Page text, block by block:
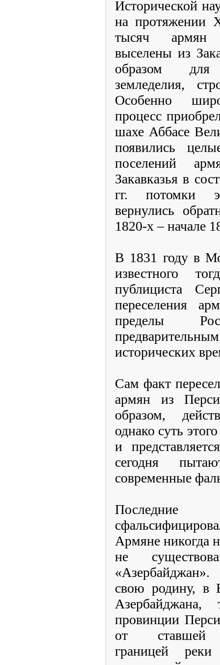
Исторической
на протяжении
тысяч армян
выселены из
образом для
земледелия,
Особенно
процесс
шахе Аббасе
появились
поселений
Закавказья в
гг. потомки
вернулись
1820-х – начале
В 1831 году в
известного
публициста
переселения
пределы
исторических
Сам факт
армян из
образом,
однако суть
и
сегодня
современные
Армяне никогда
не
свою родину, в
провинции
от ставшей
границей